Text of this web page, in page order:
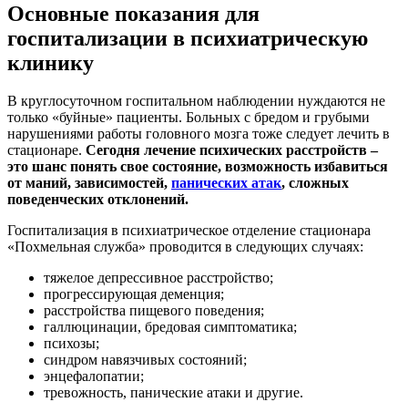
Основные показания для
госпитализации в психиатрическую
клинику
В круглосуточном госпитальном наблюдении нуждаются не
только «буйные» пациенты. Больных с бредом и грубыми
нарушениями работы головного мозга тоже следует лечить в
стационаре. Сегодня лечение психических расстройств –
это шанс понять свое состояние, возможность избавиться
от маний, зависимостей, панических атак, сложных
поведенческих отклонений.
Госпитализация в психиатрическое отделение стационара
«Похмельная служба» проводится в следующих случаях:
тяжелое депрессивное расстройство;
прогрессирующая деменция;
расстройства пищевого поведения;
галлюцинации, бредовая симптоматика;
психозы;
синдром навязчивых состояний;
энцефалопатии;
тревожность, панические атаки и другие.